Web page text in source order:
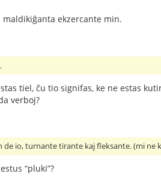
ekzercante min.
tiel, ĉu tio signifas, ke ne estas
verboj?
io, turnante tirante kaj fleksante. (mi ne
“pluki”?